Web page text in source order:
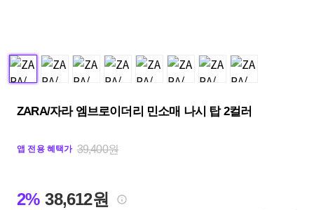
ZARA/자라 엠브로이더리 민소매 나시 탑 2컬러
앱 전용 혜택가 39,400원
2% 38,612원